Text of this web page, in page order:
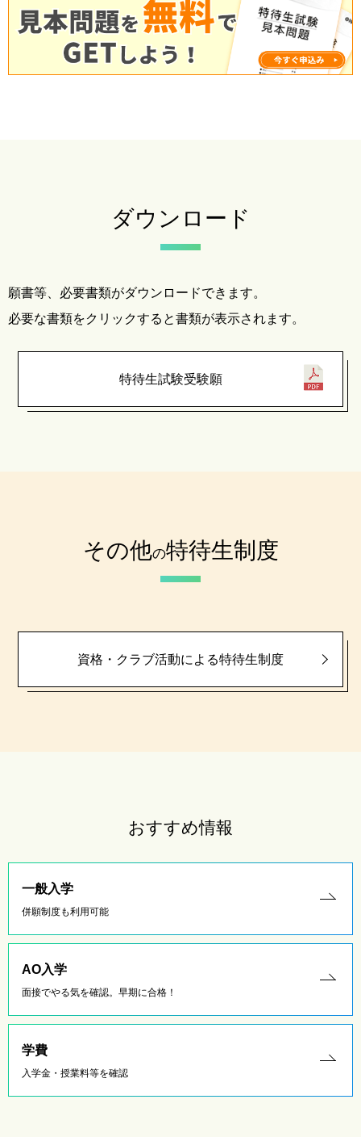
ダウンロード
願書等、必要書類がダウンロードできます。
必要な書類をクリックすると書類が表示されます。
特待生試験受験願
その他の特待生制度
資格・クラブ活動による特待生制度
おすすめ情報
一般入学
併願制度も利用可能
AO入学
面接でやる気を確認。早期に合格！
学費
入学金・授業料等を確認